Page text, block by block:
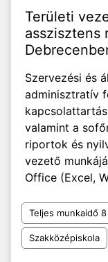
Területi
asszisztens
Szervezési és
adminisztratív
valamint a
riportok és
vezető
Office (Excel,
Teljes munkaidő
Szakközépiskola